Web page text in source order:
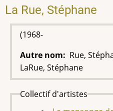
La Rue, Stéphane
(1968-
Autre nom
Rue,
LaRue, Stéphane
Collectif d'artistes